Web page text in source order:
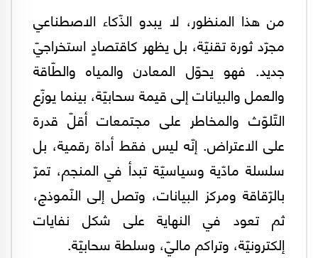
من هذا المنظور، لا يبدو الذّكاء الاصطناعي
مجرّد ثورة تقنيّة، بل يظهر كاقتصادٍ استخراجيّ
جديد. فهو يحوّل المعادن والمياه والطّاقة
والعمل والبيانات إلى قيمة سحابيّة، بينما يوزّع
التّلوّث والمخاطر على مجتمعات أقلّ قدرة
على الاعتراض. إنّه ليس فقط أداة رقمية، بل
سلسلة مادّية وسياسيّة تبدأ في المنجم، تمرّ
بالرّقاقة ومركز البيانات، وتصل إلى النّموذج،
ثم تعود في النهاية على شكل نفايات
إلكترونيّة، وتراكم ماليّ، وسلطة سحابيّة.